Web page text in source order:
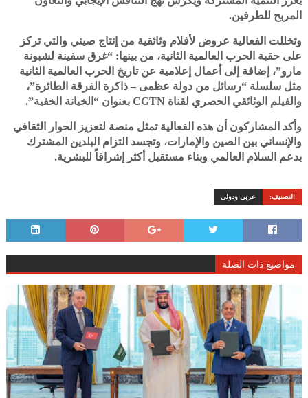
المربح للطرفين.
وتخللت الفعالية عروض لأفلام وثائقية من إنتاج صيني والتي تركز
على حقبة الحرب العالمية الثانية، من بينها: “غرق سفينة لشبونة
مارو”، إضافة إلى أعمال إعلامية عن تاريخ الحرب العالمية الثانية
مثل سلسلة “رسائل من دولة عظمى – ذاكرة الفرقة الطائرة”،
والفيلم الوثائقي الحصري لقناة CGTN بعنوان “الخيانة الخفية”.
وأكد المشاركون أن هذه الفعالية تمثل منصة لتعزيز الحوار الثقافي
والإنساني بين الصين والإمارات، وتجسد التزام البلدين المشترك
بدعم السلام العالمي وبناء مستقبل أكثر إشراقاً للبشرية.
التصنيف: عربى ودولى
مواضيع ذات الصلة